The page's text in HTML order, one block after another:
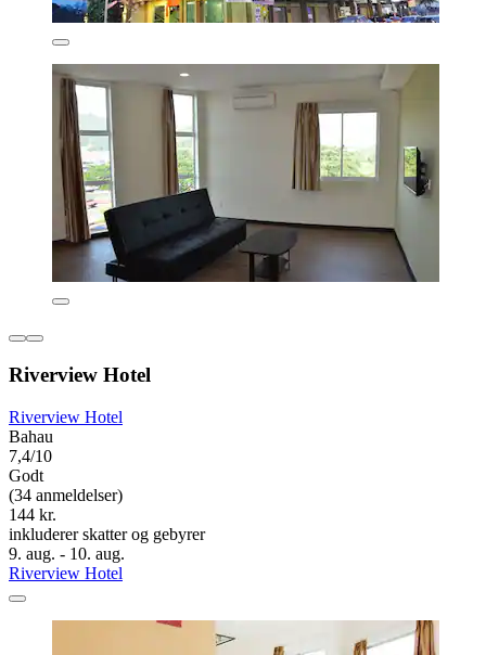
Riverview Hotel
Riverview Hotel
Bahau
7,4/10
Godt
(34 anmeldelser)
144 kr.
inkluderer skatter og gebyrer
9. aug. - 10. aug.
Riverview Hotel